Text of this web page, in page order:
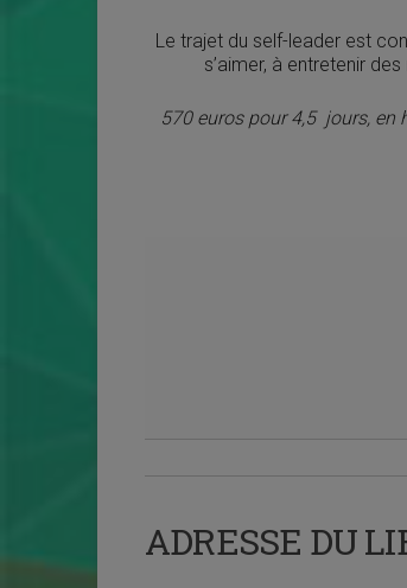
Le trajet du self-leader est
s’aimer, à entretenir
570 euros pour 4,5 jours, en
ADRESSE DU